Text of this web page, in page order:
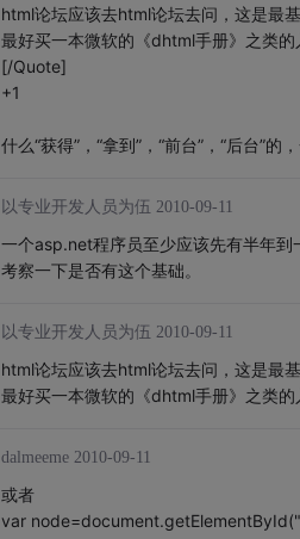
html论坛应该去html论坛去问，这是最
最好买一本微软的《dhtml手册》之类的
[/Quote]
+1
什么“获得”，“拿到”，“前台”，“后台”的
以专业开发人员为伍 2010-09-11
一个asp.net程序员至少应该先有半年
考察一下是否有这个基础。
以专业开发人员为伍 2010-09-11
html论坛应该去html论坛去问，这是最
最好买一本微软的《dhtml手册》之类的
dalmeeme 2010-09-11
或者
var